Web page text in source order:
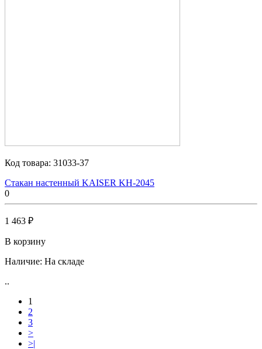
Код товара: 31033-37
Стакан настенный KAISER KH-2045
0
1 463 ₽
В корзину
Наличие: На складе
..
1
2
3
>
>|